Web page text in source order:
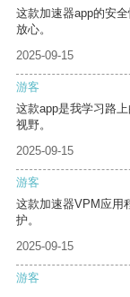
这款加速器app的安
放心。
2025-09-15
游客
这款app是我学习路
视野。
2025-09-15
游客
这款加速器VPM应用
护。
2025-09-15
游客